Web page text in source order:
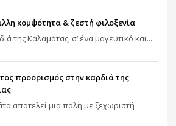
κομψότητα & ζεστή φιλοξενία
της Καλαμάτας, σ’ ένα μαγευτικό και...
προορισμός στην καρδιά της
αποτελεί μια πόλη με ξεχωριστή